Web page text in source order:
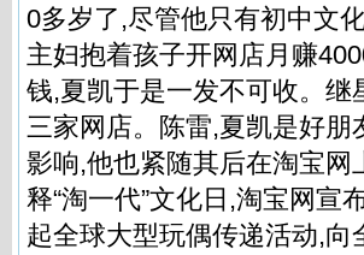
0多岁了,尽管他只有初中文
主妇抱着孩子开网店月赚
钱,夏凯于是一发不可收。
三家网店。陈雷,夏凯是好
影响,他也紧随其后在淘宝
释“淘一代”文化日,淘宝网宣
起全球大型玩偶传递活动,